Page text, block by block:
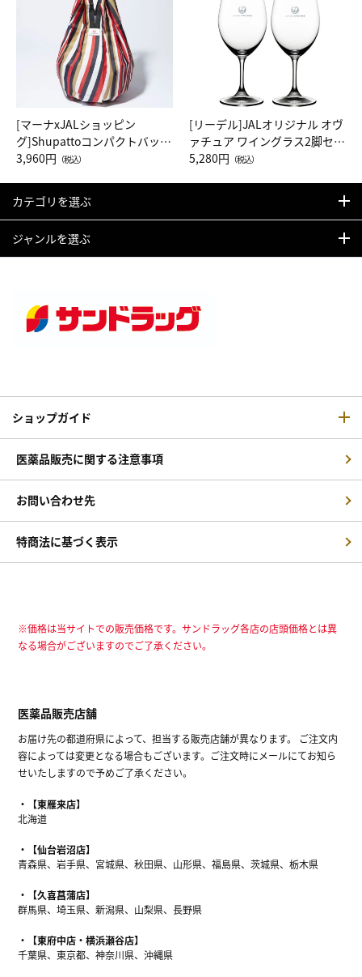
[マーナxJALショッピン
グ]Shupattoコンパクトバッグ
Drop JAL客室乗務員（LC）ス
3,960円 （税込）
[リーデル]JALオリジナル オヴ
ァチュア ワイングラス2脚セッ
ト（レッドワイン）
5,280円 （税込）
カテゴリを選ぶ
ジャンルを選ぶ
ショップガイド
医薬品販売に関する注意事項
お問い合わせ先
特商法に基づく表示
※価格は当サイトでの販売価格です。サンドラッグ各店の店頭価格とは異
なる場合がございますのでご了承ください。
医薬品販売店舗
お届け先の都道府県によって、担当する販売店舗が異なります。 ご注文内
容によっては変更となる場合もございます。ご注文時にメールにてお知ら
せいたしますので予めご了承ください。
【東雁来店】
北海道
【仙台岩沼店】
青森県、岩手県、宮城県、秋田県、山形県、福島県、茨城県、栃木県
【久喜菖蒲店】
群馬県、埼玉県、新潟県、山梨県、長野県
【東府中店・横浜瀬谷店】
千葉県、東京都、神奈川県、沖縄県